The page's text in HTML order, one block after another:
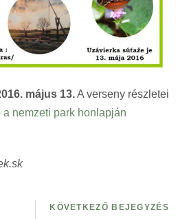
május 13.A verseny részletei
a nemzeti park honlapján
KÖVETKEZŐ BEJEGYZÉS